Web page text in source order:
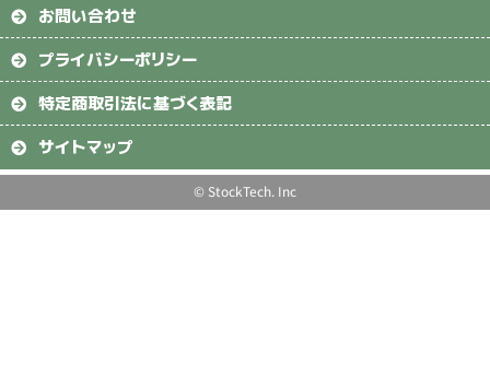
お問い合わせ
プライバシーポリシー
特定商取引法に基づく表記
サイトマップ
© StockTech. Inc